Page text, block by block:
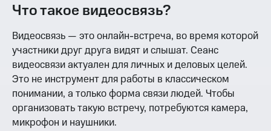
Что такое видеосвязь?
Видеосвязь — это онлайн-встреча, во время которой
участники друг друга видят и слышат. Сеанс
видеосвязи актуален для личных и деловых целей.
Это не инструмент для работы в классическом
понимании, а только форма связи людей. Чтобы
организовать такую встречу, потребуются камера,
микрофон и наушники.